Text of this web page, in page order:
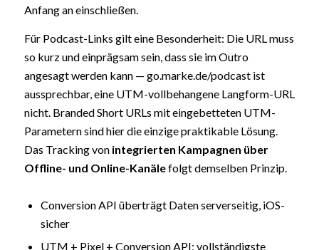
Anfang an einschließen.
Für Podcast-Links gilt eine Besonderheit: Die URL muss
so kurz und einprägsam sein, dass sie im Outro
angesagt werden kann — go.marke.de/podcast ist
aussprechbar, eine UTM-vollbehangene Langform-URL
nicht. Branded Short URLs mit eingebetteten UTM-
Parametern sind hier die einzige praktikable Lösung.
Das Tracking von integrierten Kampagnen über
Offline- und Online-Kanälefolgt demselben Prinzip.
Conversion API überträgt Daten serverseitig, iOS-
sicher
UTM + Pixel + Conversion API: vollständigste